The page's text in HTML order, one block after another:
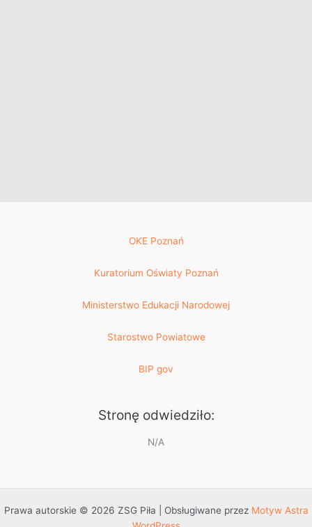
OKE Poznań
Kuratorium Oświaty Poznań
Ministerstwo Edukacji Narodowej
Starostwo Powiatowe
BIP gov
Stronę odwiedziło:
N/A
Prawa autorskie © 2026 ZSG Piła | Obsługiwane przez Motyw Astra